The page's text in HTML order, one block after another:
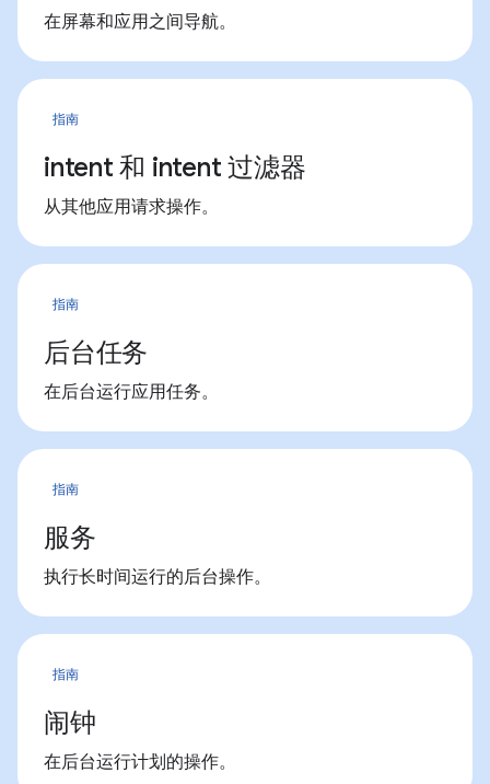
在屏幕和应用之间导航。
指南
intent 和 intent 过滤器
从其他应用请求操作。
指南
后台任务
在后台运行应用任务。
指南
服务
执行长时间运行的后台操作。
指南
闹钟
在后台运行计划的操作。